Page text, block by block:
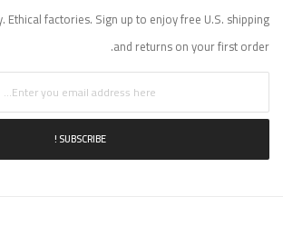
Ethical factories. Sign up to enjoy free U.S. shipping
and returns on your first order.
SUBSCRIBE !